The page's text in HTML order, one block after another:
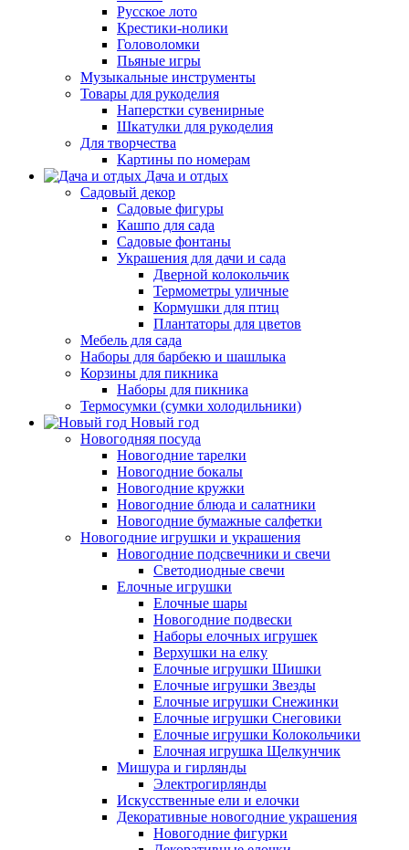
Русское лото
Крестики-нолики
Головоломки
Пьяные игры
Музыкальные инструменты
Товары для рукоделия
Наперстки сувенирные
Шкатулки для рукоделия
Для творчества
Картины по номерам
Дача и отдых
Садовый декор
Садовые фигуры
Кашпо для сада
Садовые фонтаны
Украшения для дачи и сада
Дверной колокольчик
Термометры уличные
Кормушки для птиц
Плантаторы для цветов
Мебель для сада
Наборы для барбекю и шашлыка
Корзины для пикника
Наборы для пикника
Термосумки (сумки холодильники)
Новый год
Новогодняя посуда
Новогодние тарелки
Новогодние бокалы
Новогодние кружки
Новогодние блюда и салатники
Новогодние бумажные салфетки
Новогодние игрушки и украшения
Новогодние подсвечники и свечи
Светодиодные свечи
Елочные игрушки
Елочные шары
Новогодние подвески
Наборы елочных игрушек
Верхушки на елку
Елочные игрушки Шишки
Елочные игрушки Звезды
Елочные игрушки Снежинки
Елочные игрушки Снеговики
Елочные игрушки Колокольчики
Елочная игрушка Щелкунчик
Мишура и гирлянды
Электрогирлянды
Искусственные ели и елочки
Декоративные новогодние украшения
Новогодние фигурки